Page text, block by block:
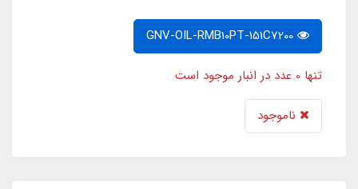
تنها 0 عدد در انبار موجود است
ناموجود